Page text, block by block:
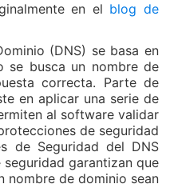
en el blog de
(DNS) se basa en
se busca un nombre de
correcta. Parte de
en aplicar una serie de
al software validar
de seguridad
de Seguridad del DNS
seguridad garantizan que
nombre de dominio sean